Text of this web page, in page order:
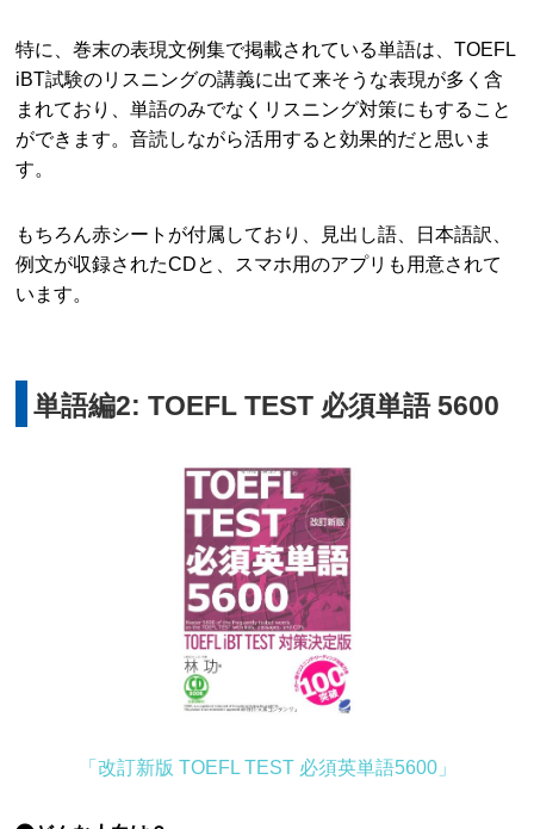
特に、巻末の表現文例集で掲載されている単語は、TOEFL
iBT試験のリスニングの講義に出て来そうな表現が多く含
まれており、単語のみでなくリスニング対策にもすること
ができます。音読しながら活用すると効果的だと思いま
す。
もちろん赤シートが付属しており、見出し語、日本語訳、
例文が収録されたCDと、スマホ用のアプリも用意されて
います。
単語編2: TOEFL TEST 必須単語 5600
「改訂新版 TOEFL TEST 必須英単語5600」